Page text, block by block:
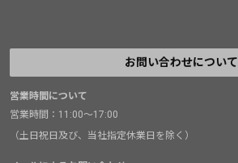
お問い合わせについて
営業時間について
営業時間：11:00～17:00
（土日祝日及び、当社指定休業日を除く）